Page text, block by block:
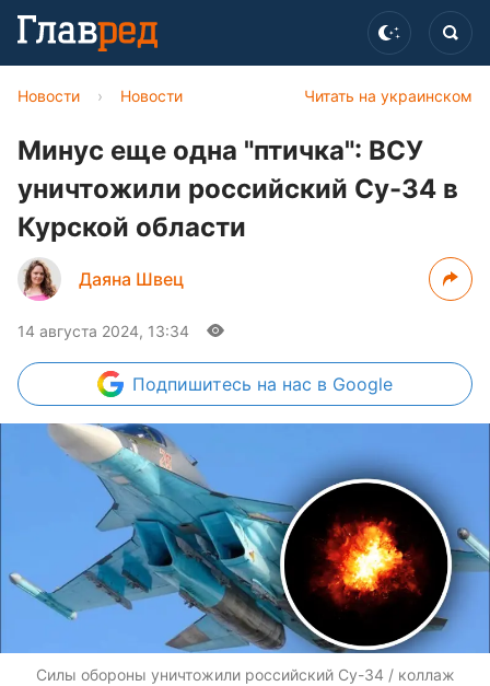
Читать на украинском
Новости › Новости
Минус еще одна "птичка": ВСУ
уничтожили российский Су-34 в
Курской области
Даяна Швец
14 августа 2024, 13:34
Подпишитесь на нас в Google
Силы обороны уничтожили российский Су-34 / коллаж